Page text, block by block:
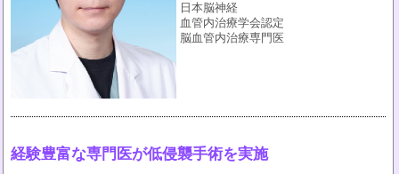
日本脳神経
血管内治療学会認定
脳血管内治療専門医
経験豊富な専門医が低侵襲手術を実施